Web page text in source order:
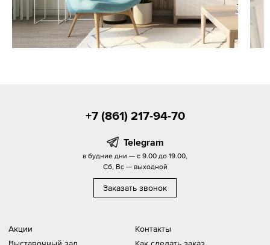
Акции
Выставочный зал
Контакты
Как сделать заказ
+7 (861) 217-94-70
Telegram
в будние дни — с 9.00 до 19.00,
Сб, Вс — выходной
Заказать звонок